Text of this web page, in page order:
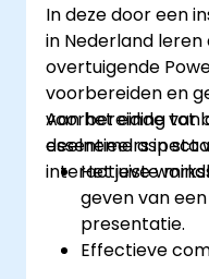
effectief kunnen
dynamisch te
te markeren en
verhaal te
bestuurders
In deze door een
in Nederland
overtuigende
voorbereiden en
voorbereiding tot
essentieel aspect
interactieve
Aan het einde van
deelnemers in
Het juiste
geven van
presentatie.
Effectieve